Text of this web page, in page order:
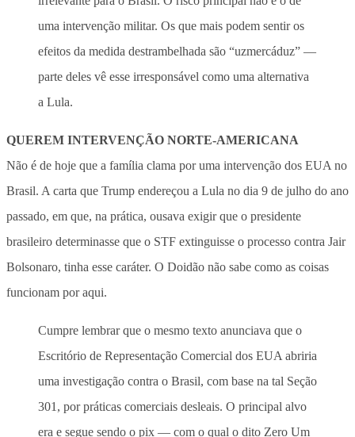
uma intervenção militar. Os que mais podem sentir os
efeitos da medida destrambelhada são “uzmercáduz” —
parte deles vê esse irresponsável como uma alternativa
a Lula.
QUEREM INTERVENÇÃO NORTE-AMERICANA
Não é de hoje que a família clama por uma intervenção dos EUA no
Brasil. A carta que Trump endereçou a Lula no dia 9 de julho do ano
passado, em que, na prática, ousava exigir que o presidente
brasileiro determinasse que o STF extinguisse o processo contra Jair
Bolsonaro, tinha esse caráter. O Doidão não sabe como as coisas
funcionam por aqui.
Cumpre lembrar que o mesmo texto anunciava que o
Escritório de Representação Comercial dos EUA abriria
uma investigação contra o Brasil, com base na tal Seção
301, por práticas comerciais desleais. O principal alvo
era e segue sendo o pix — com o qual o dito Zero Um